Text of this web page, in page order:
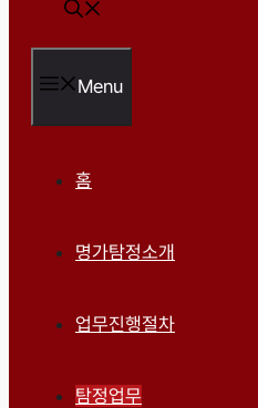
Menu
홈
명가탐정소개
업무진행절차
탐정업무